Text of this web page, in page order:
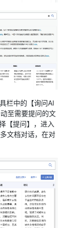
栏中的【询问AI
至需要提问的文
【提问】，进入
文档对话，在对